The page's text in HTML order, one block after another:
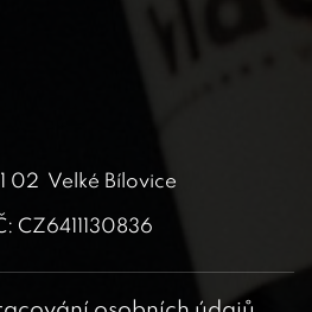
02 Velké Bílovice
CZ6411130836